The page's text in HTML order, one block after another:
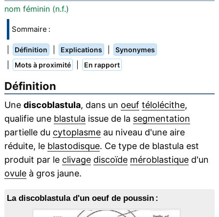
nom féminin (n.f.)
Sommaire :
Définition Explications Synonymes
Mots à proximité En rapport
Définition
Une discoblastula, dans un oeuf télolécithe,
qualifie une blastula issue de la segmentation
partielle du cytoplasmeau niveau d'une aire
réduite, le blastodisque. Ce type de blastula est
produit par le clivage discoïde méroblastiqued'un
ovuleà gros jaune.
La discoblastula d'un oeuf de poussin :